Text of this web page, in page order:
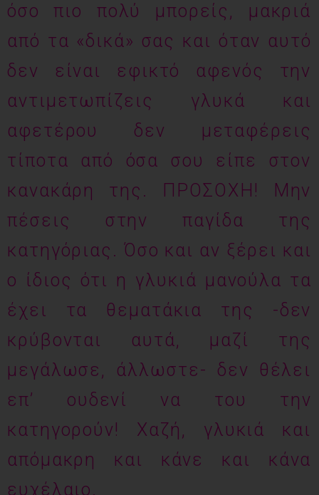
όσο πιο πολύ μπορείς, μακριά
από τα «δικά» σας και όταν αυτό
δεν είναι εφικτό αφενός την
αντιμετωπίζεις γλυκά και
αφετέρου δεν μεταφέρεις
τίποτα από όσα σου είπε στον
κανακάρη της. ΠΡΟΣΟΧΗ! Μην
πέσεις στην παγίδα της
κατηγόριας. Όσο και αν ξέρει και
ο ίδιος ότι η γλυκιά μανούλα τα
έχει τα θεματάκια της -δεν
κρύβονται αυτά, μαζί της
μεγάλωσε, άλλωστε- δεν θέλει
επ’ ουδενί να του την
κατηγορούν! Χαζή, γλυκιά και
απόμακρη και κάνε και κάνα
ευχέλαιο.